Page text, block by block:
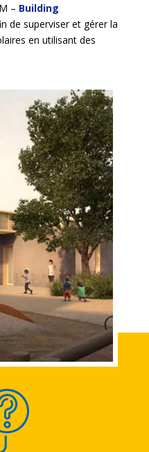
– Building
de superviser et gérer la
en utilisant des